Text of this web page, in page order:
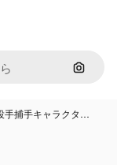
画像で
手捕手キャラクタ…